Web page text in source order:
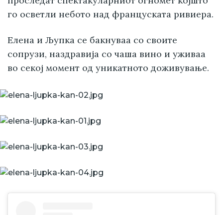
го осветли небото над француската ривиера.
Елена и Љупка се бакнуваа со своите
сопрузи, наздравија со чаша вино и уживаа
во секој момент од уникатното доживување.